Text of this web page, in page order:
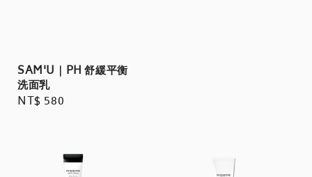
SAM'U｜PH 舒緩平衡
洗面乳
Regular
NT$ 580